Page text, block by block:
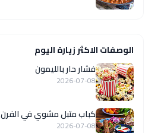
الوصفات الاكثر زيارة اليوم
فشار حار بالليمون
2026-07-08
كباب متبل مشوي في الفرن
2026-07-08